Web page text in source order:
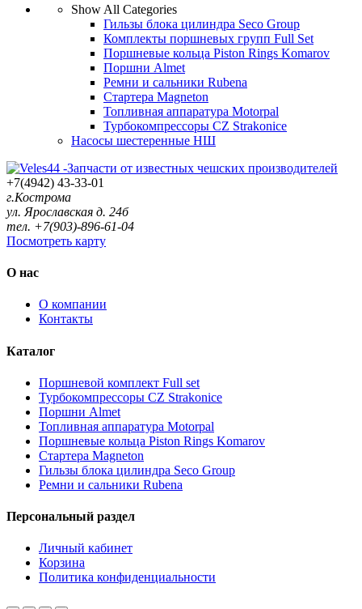
лев.
Show All Categories
Гильзы блока цилиндра Seco Group
Комплекты поршневых групп Full Set
Поршневые кольца Piston Rings Komarov
Поршни Almet
Ремни и сальники Rubena
Стартера Magneton
Топливная аппаратура Motorpal
Турбокомпрессоры CZ Strakonice
Насосы шестеренные НШ
+7(4942) 43-33-01
г.Кострома
ул. Ярославская д. 24б
тел. +7(903)-896-61-04
Посмотреть карту
О нас
О компании
Контакты
Каталог
Поршневой комплект Full set
Турбокомпрессоры CZ Strakonice
Поршни Almet
Топливная аппаратура Motorpal
Поршневые кольца Piston Rings Komarov
Стартера Magneton
Гильзы блока цилиндра Seco Group
Ремни и сальники Rubena
Персональный раздел
Личный кабинет
Корзина
Политика конфиденциальности